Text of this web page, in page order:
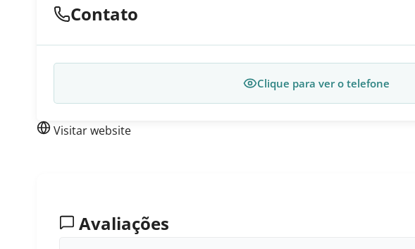
Contato
Clique para ver o telefone
Visitar website
Avaliações